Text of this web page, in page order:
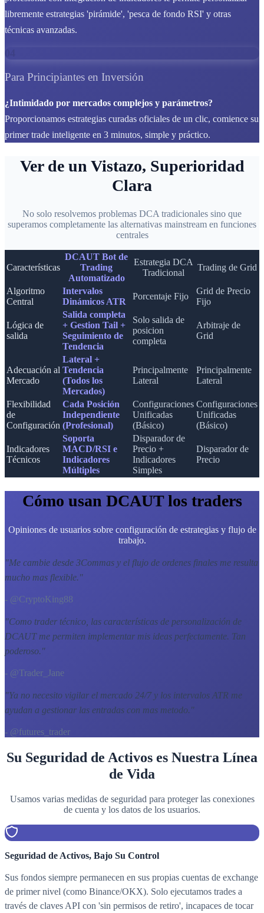
libremente estrategias 'pirámide', 'pesca de fondo RSI' y otras
técnicas avanzadas.
Para Principiantes en Inversión
¿Intimidado por mercados complejos y parámetros?
Proporcionamos estrategias curadas oficiales de un clic, comience su
primer trade inteligente en 3 minutos, simple y práctico.
Ver de un Vistazo, Superioridad
Clara
No solo resolvemos problemas DCA tradicionales sino que
superamos completamente las alternativas mainstream en funciones
centrales
Características
DCAUT Bot de
Trading
Automatizado
Estrategia DCA
Tradicional
Trading de Grid
Algoritmo
Central
Intervalos
Dinámicos ATR
Porcentaje Fijo
Grid de Precio
Fijo
Lógica de
salida
Salida completa
+ Gestion Tail +
Seguimiento de
Tendencia
Solo salida de
posicion
completa
Arbitraje de
Grid
Adecuación al
Mercado
Lateral +
Tendencia
(Todos los
Mercados)
Principalmente
Lateral
Principalmente
Lateral
Flexibilidad
de
Configuración
Cada Posición
Independiente
(Profesional)
Configuraciones
Unificadas
(Básico)
Configuraciones
Unificadas
(Básico)
Indicadores
Técnicos
Soporta
MACD/RSI e
Indicadores
Múltiples
Disparador de
Precio +
Indicadores
Simples
Disparador de
Precio
Cómo usan DCAUT los traders
Opiniones de usuarios sobre configuración de estrategias y flujo de
trabajo.
"Me cambie desde 3Commas y el flujo de ordenes finales me resulta
mucho mas flexible."
- @CryptoKing88
"Como trader técnico, las características de personalización de
DCAUT me permiten implementar mis ideas perfectamente. Tan
poderoso."
- @Trader_Jane
"Ya no necesito vigilar el mercado 24/7 y los intervalos ATR me
ayudan a gestionar las entradas con mas metodo. "
- @futures_trader
Su Seguridad de Activos es Nuestra Línea
de Vida
Usamos varias medidas de seguridad para proteger las conexiones
de cuenta y los datos de los usuarios.
Seguridad de Activos, Bajo Su Control
Sus fondos siempre permanecen en sus propias cuentas de exchange
de primer nivel (como Binance/OKX). Solo ejecutamos trades a
través de claves API con 'sin permisos de retiro', incapaces de tocar